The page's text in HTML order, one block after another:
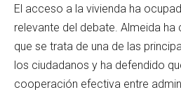
El acceso a la vivienda ha
relevante del debate. Almeida ha
que se trata de una de las
los ciudadanos y ha defendido
cooperación efectiva entre